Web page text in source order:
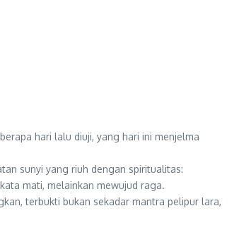
hari lalu diuji, yang hari ini menjelma
sunyi yang riuh dengan spiritualitas:
mati, melainkan mewujud raga.
terbukti bukan sekadar mantra pelipur lara,